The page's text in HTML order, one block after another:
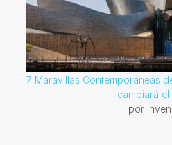
7 Maravillas Contemporáneas
cambiará el
por